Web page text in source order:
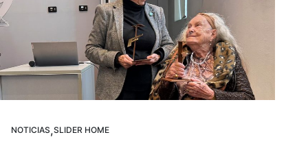
NOTICIAS,SLIDER HOME